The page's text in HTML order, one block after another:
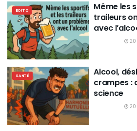
EDITO
Même les
traileurs
avec
20
SANTÉ
Alcool,
crampes :
science
20